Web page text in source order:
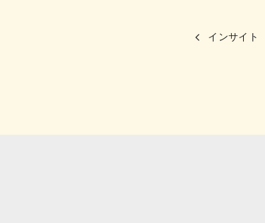
インサイト